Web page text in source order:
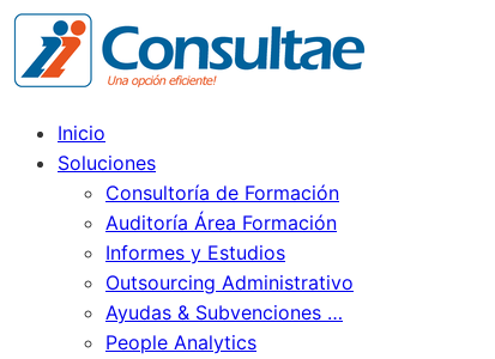
Inicio
Soluciones
Consultoría de Formación
Auditoría Área Formación
Informes y Estudios
Outsourcing Administrativo
Ayudas & Subvenciones …
People Analytics